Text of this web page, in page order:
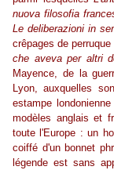
nuova filosofia
Le deliberazioni in
crêpages de
che aveva per altri
Mayence, de la
Lyon, auxquelles
estampe
modèles anglais et
toute l'Europe : un
coiffé d'un bonnet
légende est sans